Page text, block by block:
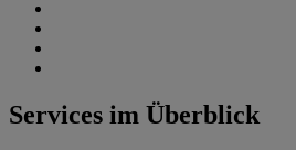
Services im Überblick